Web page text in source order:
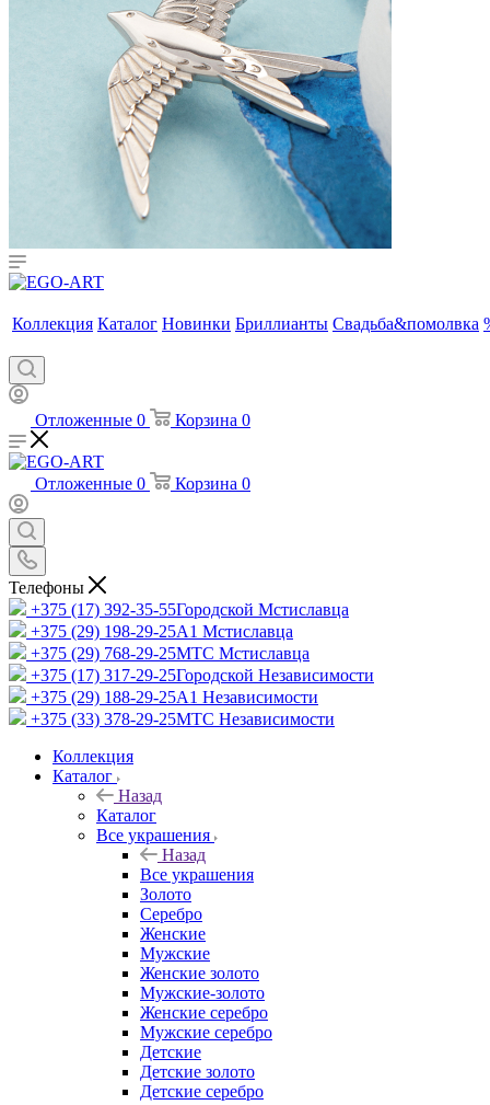
Коллекция Каталог Новинки Бриллианты Свадьба&помолвка
Отложенные 0 Корзина 0
Отложенные 0 Корзина 0
Телефоны
+375 (17) 392-35-55Городской Мстиславца
+375 (29) 198-29-25A1 Мстиславца
+375 (29) 768-29-25МТС Мстиславца
+375 (17) 317-29-25Городской Независимости
+375 (29) 188-29-25A1 Независимости
+375 (33) 378-29-25МТС Независимости
Коллекция
Каталог
Назад
Каталог
Все украшения
Назад
Все украшения
Золото
Серебро
Женские
Мужские
Женские золото
Мужские-золото
Женские серебро
Мужские серебро
Детские
Детские золото
Детские серебро